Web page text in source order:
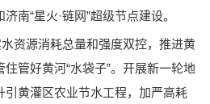
南“星火·链网”超级节点建设。
资源消耗总量和强度双控，推进黄
管好黄河“水袋子”。开展新一轮地
引黄灌区农业节水工程，加严高耗